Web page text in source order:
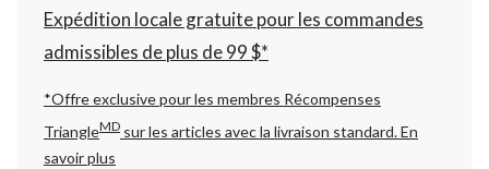
changer
Expédition locale gratuite pour les commandes
admissibles de plus de 99 $*
*Offre exclusive pour les membres Récompenses
TriangleMD sur les articles avec la livraison standard.En
savoir plus